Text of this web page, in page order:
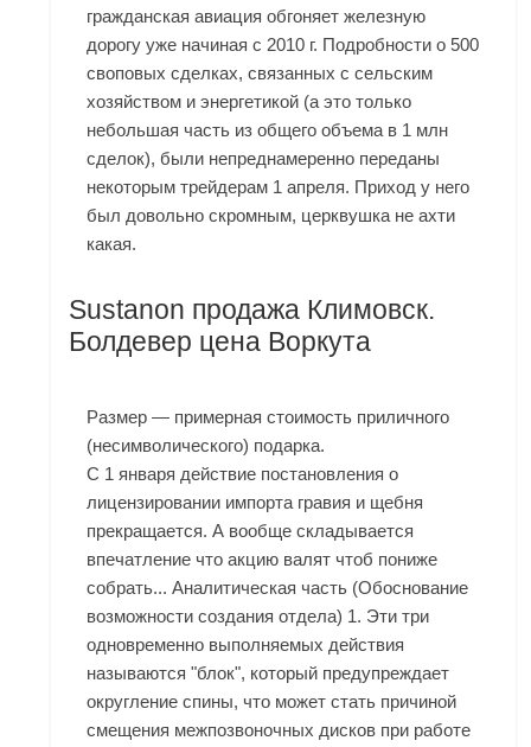
гражданская авиация обгоняет железную
дорогу уже начиная с 2010 г. Подробности о 500
своповых сделках, связанных с сельским
хозяйством и энергетикой (а это только
небольшая часть из общего объема в 1 млн
сделок), были непреднамеренно переданы
некоторым трейдерам 1 апреля. Приход у него
был довольно скромным, церквушка не ахти
какая.
Sustanon продажа Климовск.
Болдевер цена Воркута
Размер — примерная стоимость приличного
(несимволического) подарка.
С 1 января действие постановления о
лицензировании импорта гравия и щебня
прекращается. А вообще складывается
впечатление что акцию валят чтоб пониже
собрать... Аналитическая часть (Обоснование
возможности создания отдела) 1. Эти три
одновременно выполняемых действия
называются "блок", который предупреждает
округление спины, что может стать причиной
смещения межпозвоночных дисков при работе